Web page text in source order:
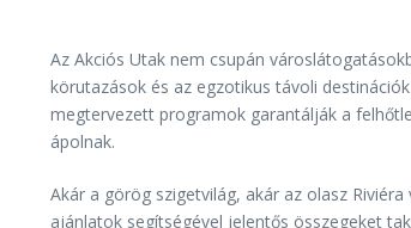
Az Akciós Utak nem csupán
körutazások és az egzotikus távoli
megtervezett programok garantálják a
ápolnak.
Akár a görög szigetvilág, akár az olasz
ajánlatok segítségével jelentős összegeket